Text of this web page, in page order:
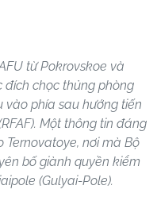
từ Pokrovskoe và
chọc thủng phòng
phía sau hướng tiến
Một thông tin đáng
nơi mà Bộ
bố giành quyền kiểm
(Gulyai-Pole).